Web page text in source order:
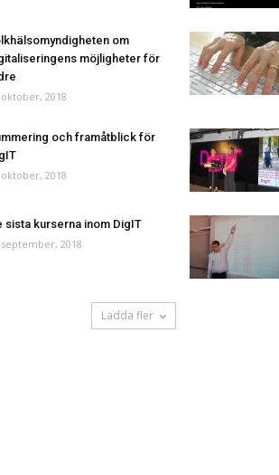
om
möjligheter för
2018
och framåtblick för
2018
sista kurserna inom DigIT
2018
Ladda fler